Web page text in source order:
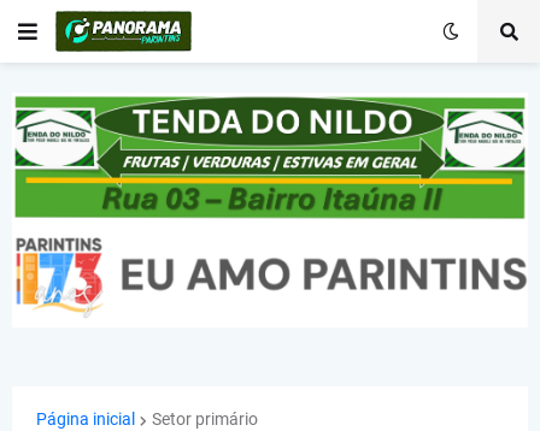
Página inicial Setor primário